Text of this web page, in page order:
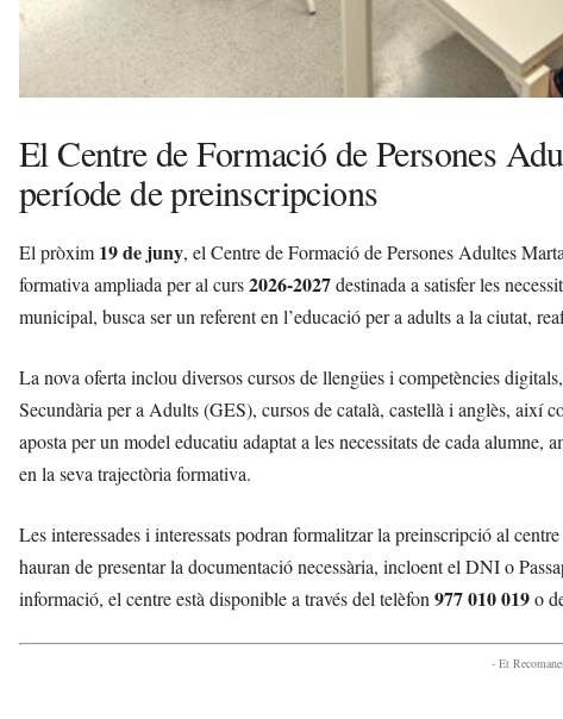
El Centre de Formació de Persones
període de preinscripcions
El pròxim 19 de juny, el Centre de Formació de Persones Adultes
formativa ampliada per al curs2026-2027destinada a satisfer les
municipal, busca ser un referent en l’educació per a adults a la ciutat,
La nova oferta inclou diversos cursos de llengües i competències
Secundària per a Adults (GES), cursos de català, castellà i anglès, així
aposta per un model educatiu adaptat a les necessitats de cada
en la seva trajectòria formativa.
Les interessades i interessats podran formalitzar la preinscripció al
hauran de presentar la documentació necessària, incloent el DNI o
informació, el centre està disponible a través del telèfon977 010 019o
- Et